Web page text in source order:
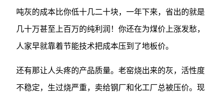
吨灰的成本比你低十几二十块，一年下来，省出的就是
几十万甚至上百万的纯利润！你还在为煤价上涨发愁，
人家早就靠着节能技术把成本压到了地板价。
还有那让人头疼的产品质量。老窑烧出来的灰，活性度
不稳定，生过烧严重，卖给钢厂和化工厂总被压价。现